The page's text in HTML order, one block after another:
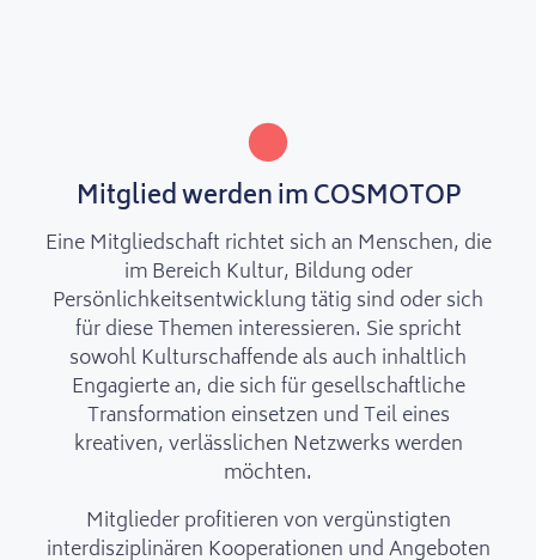
Mitglied werden im COSMOTOP
Eine Mitgliedschaft richtet sich an Menschen, die
im Bereich Kultur, Bildung oder
Persönlichkeitsentwicklung tätig sind oder sich
für diese Themen interessieren. Sie spricht
sowohl Kulturschaffende als auch inhaltlich
Engagierte an, die sich für gesellschaftliche
Transformation einsetzen und Teil eines
kreativen, verlässlichen Netzwerks werden
möchten.
Mitglieder profitieren von vergünstigten
interdisziplinären Kooperationen und Angeboten